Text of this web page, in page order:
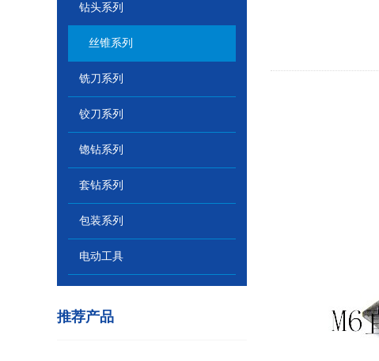
钻头系列
丝锥系列
铣刀系列
铰刀系列
锪钻系列
套钻系列
包装系列
电动工具
推荐产品